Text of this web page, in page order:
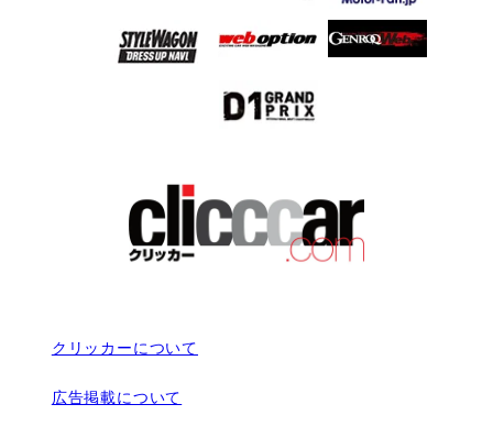
クリッカーについて
広告掲載について